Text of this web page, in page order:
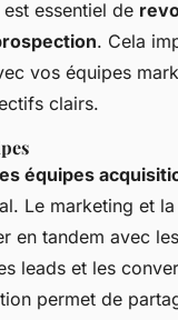
essentiel de
. Cela
vos équipes
clairs.
équipes
Le marketing et
en tandem avec
leads et les
permet de